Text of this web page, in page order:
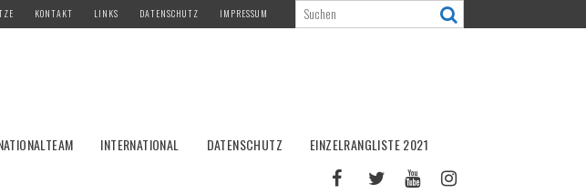
KONTAKT LINKS DATENSCHUTZ IMPRESSUM
INTERNATIONAL DATENSCHUTZ EINZELRANGLISTE 2021